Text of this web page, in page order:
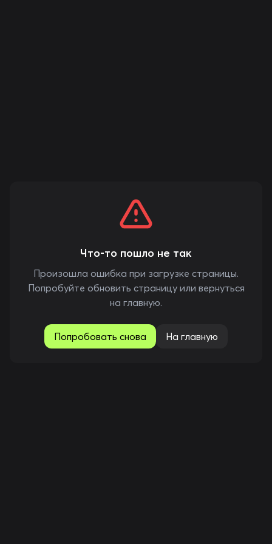
Что-то пошло не так
Произошла ошибка при загрузке страницы.
Попробуйте обновить страницу или вернуться
на главную.
Попробовать снова На главную